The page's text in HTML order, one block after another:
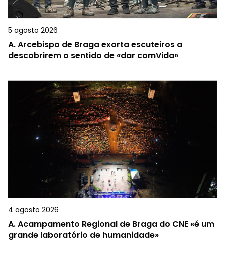
5 agosto 2026
A.Arcebispo de Braga exorta escuteiros a
descobrirem o sentido de «dar comVida»
4 agosto 2026
A.Acampamento Regional de Braga do CNE «é um
grande laboratório de humanidade»